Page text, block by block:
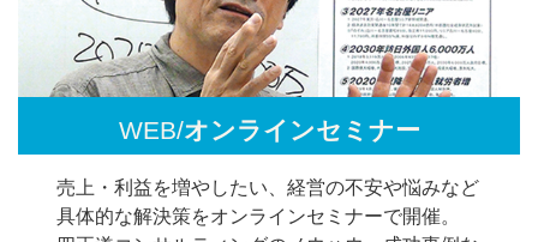
WEB/オンラインセミナー
売上・利益を増やしたい、経営の不安や悩みなど
具体的な解決策をオンラインセミナーで開催。